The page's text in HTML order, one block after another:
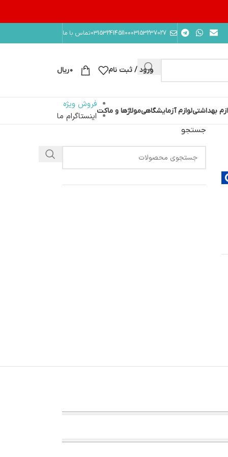
10003153237027
03153241451تماس با ما
ورود / ثبت نام ۰ریال
بهداشتیلوازم آزمایشگاهیمولاژها و ماکت
فروش ویژه
اینستاگرام ما
جستجو